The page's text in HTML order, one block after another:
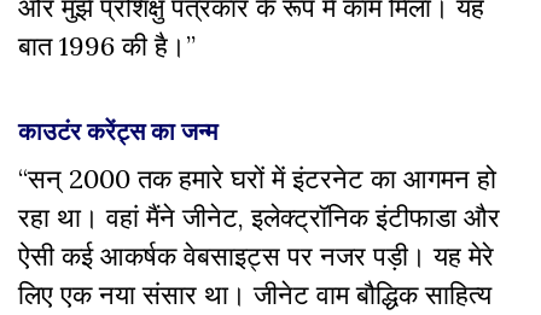
और मुझे प्रशिक्षु पत्रकार के रूप में काम मिला। यह
बात 1996 की है।’’
काउटंर करेंट्स का जन्म
“सन् 2000 तक हमारे घरों में इंटरनेट का आगमन हो
रहा था। वहां मैंने जीनेट, इलेक्ट्रॉनिक इंटीफाडा और
ऐसी कई आकर्षक वेबसाइट्स पर नजर पड़ी। यह मेरे
लिए एक नया संसार था। जीनेट वाम बौद्धिक साहित्य